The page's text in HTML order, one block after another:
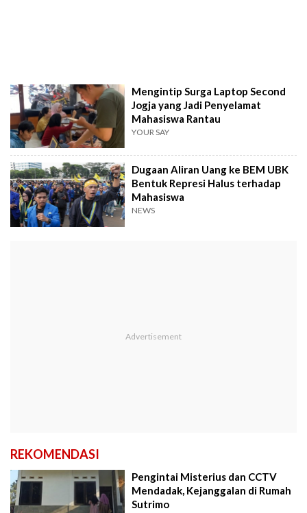
Mengintip Surga Laptop Second
Jogja yang Jadi Penyelamat
Mahasiswa Rantau
YOUR SAY
Dugaan Aliran Uang ke BEM UBK
Bentuk Represi Halus terhadap
Mahasiswa
NEWS
REKOMENDASI
Pengintai Misterius dan CCTV
Mendadak, Kejanggalan di Rumah
Sutrimo